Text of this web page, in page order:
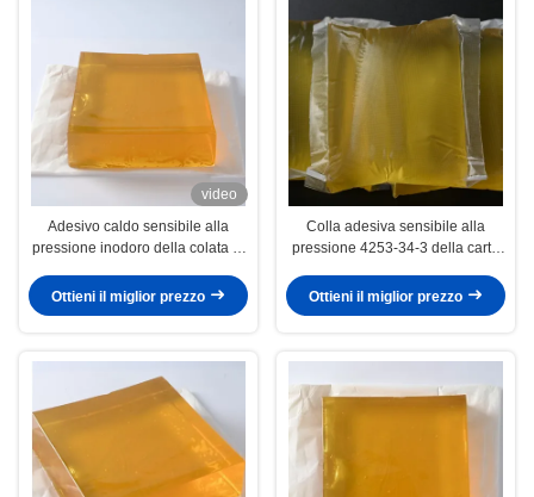
video
Adesivo caldo sensibile alla
pressione inodoro della colata di
della parete 3D
Ottieni il miglior prezzo
Colla adesiva sensibile alla
pressione 4253-34-3 della carta
colata calda di resistenza
Ottieni il miglior prezzo